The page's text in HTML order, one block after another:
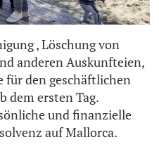
, Löschung von
anderen Auskunfteien,
den geschäftlichen
dem ersten Tag.
und finanzielle
auf Mallorca.